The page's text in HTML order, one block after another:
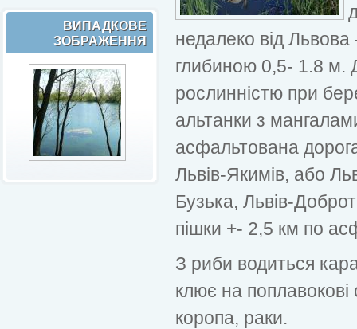
ВИПАДКОВЕ
ЗОБРАЖЕННЯ
недалеко від
глибиною 0,5- 1.8 м.
рослинністю при
альтанки з
асфальтована
Львів-Якимів, або
Бузька, Львів-
пішки +- 2,5 км по
З риби водиться
клює на
коропа, раки.